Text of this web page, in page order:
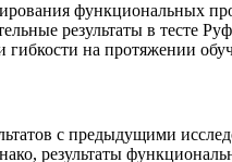
функциональных
результаты в тесте
гибкости на протяжении
с предыдущими
результаты